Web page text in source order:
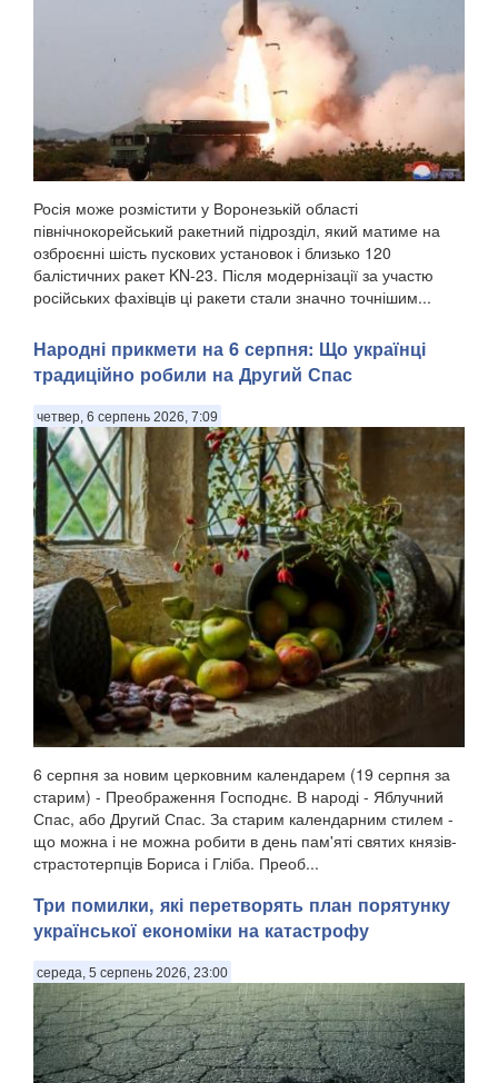
Росія може розмістити у Воронезькій області
північнокорейський ракетний підрозділ, який матиме на
озброєнні шість пускових установок і близько 120
балістичних ракет KN-23. Після модернізації за участю
російських фахівців ці ракети стали значно точнішим...
Народні прикмети на 6 серпня: Що українці
традиційно робили на Другий Спас
четвер, 6 серпень 2026, 7:09
6 серпня за новим церковним календарем (19 серпня за
старим) - Преображення Господнє. В народі - Яблучний
Спас, або Другий Спас. За старим календарним стилем -
що можна і не можна робити в день пам'яті святих князів-
страстотерпців Бориса і Гліба. Преоб...
Три помилки, які перетворять план порятунку
української економіки на катастрофу
середа, 5 серпень 2026, 23:00